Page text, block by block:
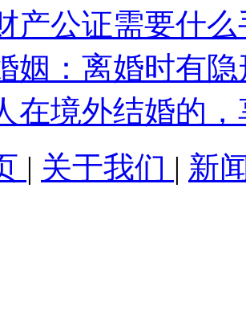
产公证需要什
姻：离婚时有
在境外结婚的
| 关于我们 | 新